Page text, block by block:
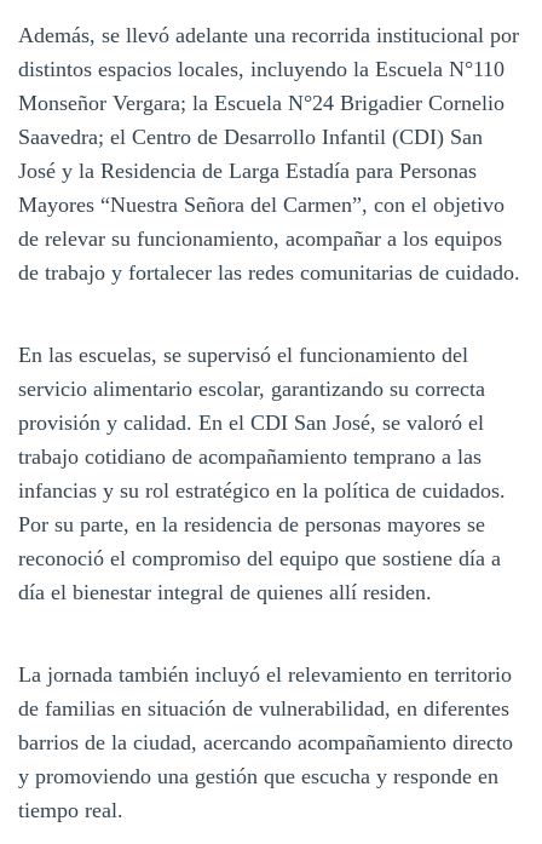
Además, se llevó adelante una recorrida institucional por
distintos espacios locales, incluyendo la Escuela N°110
Monseñor Vergara; la Escuela N°24 Brigadier Cornelio
Saavedra; el Centro de Desarrollo Infantil (CDI) San
José y la Residencia de Larga Estadía para Personas
Mayores “Nuestra Señora del Carmen”, con el objetivo
de relevar su funcionamiento, acompañar a los equipos
de trabajo y fortalecer las redes comunitarias de cuidado.
En las escuelas, se supervisó el funcionamiento del
servicio alimentario escolar, garantizando su correcta
provisión y calidad. En el CDI San José, se valoró el
trabajo cotidiano de acompañamiento temprano a las
infancias y su rol estratégico en la política de cuidados.
Por su parte, en la residencia de personas mayores se
reconoció el compromiso del equipo que sostiene día a
día el bienestar integral de quienes allí residen.
La jornada también incluyó el relevamiento en territorio
de familias en situación de vulnerabilidad, en diferentes
barrios de la ciudad, acercando acompañamiento directo
y promoviendo una gestión que escucha y responde en
tiempo real.